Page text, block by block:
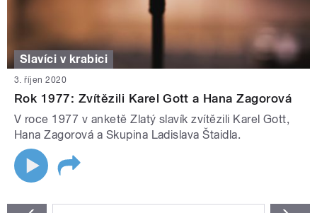
Slavíci v krabici
3. říjen 2020
Rok 1977: Zvítězili Karel Gott a Hana Zagorová
V roce 1977 v anketě Zlatý slavík zvítězili Karel Gott,
Hana Zagorová a Skupina Ladislava Štaidla.